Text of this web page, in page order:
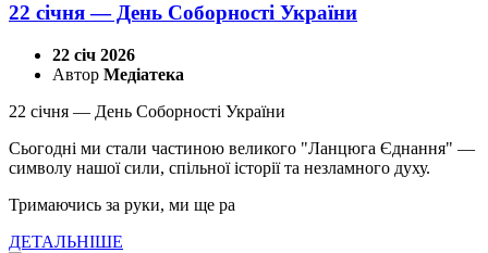
22 січня — День Соборності України
22 січ 2026
Автор Медіатека
22 січня — День Соборності України
Сьогодні ми стали частиною великого "Ланцюга Єднання" —
символу нашої сили, спільної історії та незламного духу.
Тримаючись за руки, ми ще ра
ДЕТАЛЬНІШЕ